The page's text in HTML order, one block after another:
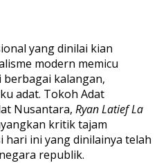
yang dinilai kian
modern memicu
kalangan,
adat. Tokoh Adat
Nusantara, Ryan Latief La
kritik tajam
ini yang dinilainya telah
republik.